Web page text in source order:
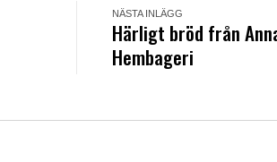
NÄSTA INLÄGG
Härligt bröd från
Hembageri